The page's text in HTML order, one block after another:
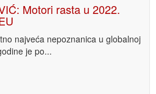
Motori rasta u 2022.
najveća nepoznanica u globalnoj
je po...